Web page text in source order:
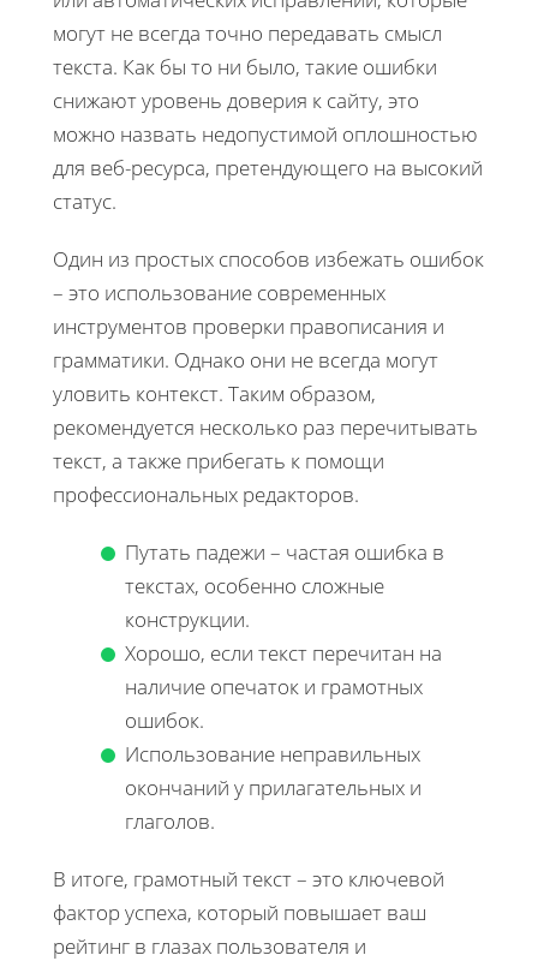
могут не всегда точно передавать смысл
текста. Как бы то ни было, такие ошибки
снижают уровень доверия к сайту, это
можно назвать недопустимой оплошностью
для веб-ресурса, претендующего на высокий
статус.
Один из простых способов избежать ошибок
– это использование современных
инструментов проверки правописания и
грамматики. Однако они не всегда могут
уловить контекст. Таким образом,
рекомендуется несколько раз перечитывать
текст, а также прибегать к помощи
профессиональных редакторов.
Путать падежи – частая ошибка в
текстах, особенно сложные
конструкции.
Хорошо, если текст перечитан на
наличие опечаток и грамотных
ошибок.
Использование неправильных
окончаний у прилагательных и
глаголов.
В итоге, грамотный текст – это ключевой
фактор успеха, который повышает ваш
рейтинг в глазах пользователя и